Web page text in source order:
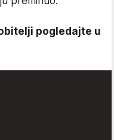
pogledajte u